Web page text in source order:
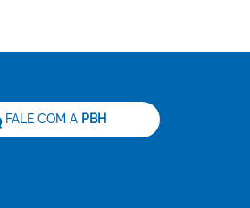
FALE COM A PBH